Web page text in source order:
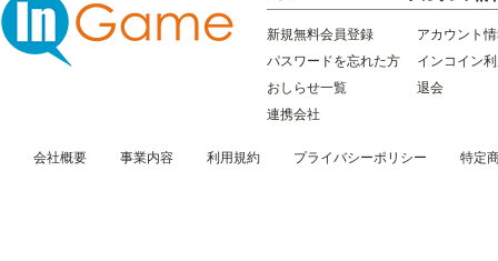
新規無料会員登録
パスワードを忘れた方
おしらせ一覧
連携会社
アカウント
インコイン
退会
会社概要 事業内容 利用規約 プライバシーポリシー 特定